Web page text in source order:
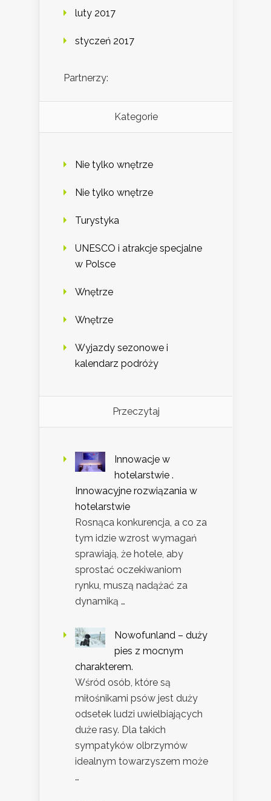
luty 2017
styczeń 2017
Partnerzy:
Kategorie
Nie tylko wnętrze
Nie tylko wnętrze
Turystyka
UNESCO i atrakcje specjalne
w Polsce
Wnętrze
Wnętrze
Wyjazdy sezonowe i
kalendarz podróży
Przeczytaj
Innowacje w
hotelarstwie .
Innowacyjne rozwiązania w
hotelarstwie
Rosnąca konkurencja, a co za
tym idzie wzrost wymagań
sprawiają, że hotele, aby
sprostać oczekiwaniom
rynku, muszą nadążać za
dynamiką …
Nowofunland – duży
pies z mocnym
charakterem.
Wśród osób, które są
miłośnikami psów jest duży
odsetek ludzi uwielbiających
duże rasy. Dla takich
sympatyków olbrzymów
idealnym towarzyszem może
…